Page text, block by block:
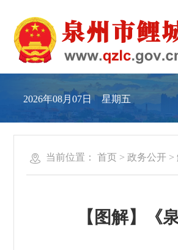
2026年08月07日 星期五
当前位置： 首页 > 政务公开 >
【图解】《